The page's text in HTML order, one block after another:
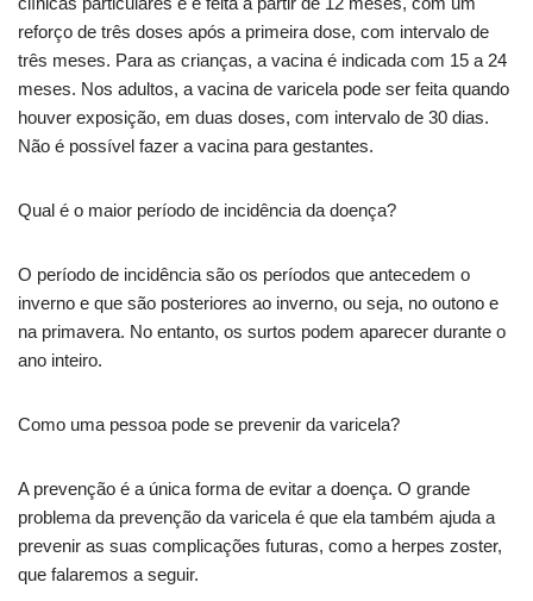
reforço de três doses após a primeira dose, com intervalo de
três meses. Para as crianças, a vacina é indicada com 15 a 24
meses. Nos adultos, a vacina de varicela pode ser feita quando
houver exposição, em duas doses, com intervalo de 30 dias.
Não é possível fazer a vacina para gestantes.
Qual é o maior período de incidência da doença?
O período de incidência são os períodos que antecedem o
inverno e que são posteriores ao inverno, ou seja, no outono e
na primavera. No entanto, os surtos podem aparecer durante o
ano inteiro.
Como uma pessoa pode se prevenir da varicela?
A prevenção é a única forma de evitar a doença. O grande
problema da prevenção da varicela é que ela também ajuda a
prevenir as suas complicações futuras, como a herpes zoster,
que falaremos a seguir.